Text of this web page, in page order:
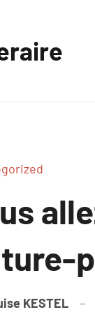
KESTEL